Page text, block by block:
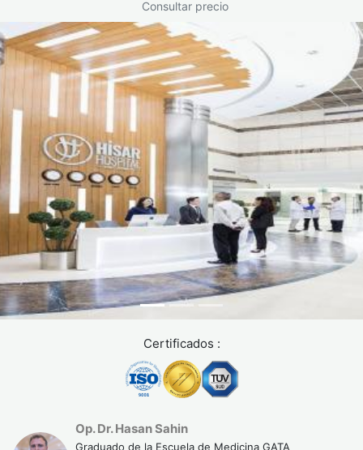
Como en cualquier intervención quirúrgica, existe un
margen de riesgo. Los más frecuentes son:
Dolor postoperatorio: habitual los primeros días,
controlable con medicación
Inflamación: temporal, se reduce con reposo y frío
Infección localizada: poco frecuente con buenas
medidas de esterilización.
Hematoma: acumulación puntual de sangre bajo la piel,
tratable con seguimiento.
Desplazamiento del implante: muy raro, requiere
corrección quirúrgica.
Estos riesgos se reducen considerablemente cuando la
operación la realiza un cirujano plástico experimentado en
Consultar precio
Certificados :
Op. Dr. Hasan Sahin
Graduado de la Escuela de Medicina GATA